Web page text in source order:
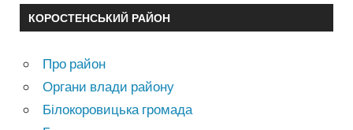
КОРОСТЕНСЬКИЙ РАЙОН
Про район
Органи влади району
Білокоровицька громада